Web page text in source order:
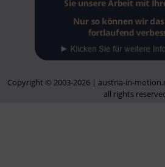
Copyright © 2003-2026 | austria-in-
all rights